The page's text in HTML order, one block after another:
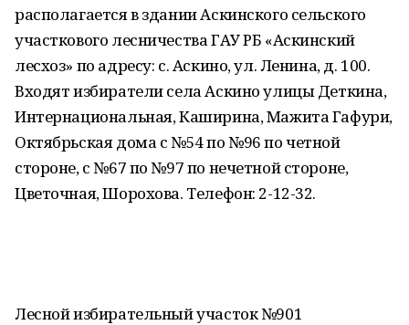
располагается в здании Аскинского сельского
участкового лесничества ГАУ РБ «Аскинский
лесхоз» по адресу: с. Аскино, ул. Ленина, д. 100.
Входят избиратели села Аскино улицы Деткина,
Интернациональная, Каширина, Мажита Гафури,
Октябрьская дома с №54 по №96 по четной
стороне, с №67 по №97 по нечетной стороне,
Цветочная, Шорохова. Телефон: 2-12-32.
Лесной избирательный участок №901